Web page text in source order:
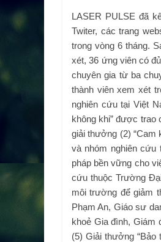
LASER PULSE đã
Twiter, các trang
trong vòng 6 tháng.
xét, 36 ứng viên có
chuyên gia từ ba
thành viên xem xét
nghiên cứu tại Việt
không khi” được trao
giải thưởng (2) “Cam
và nhóm nghiên cứu
pháp bền vững cho
cứu thuộc Trường
môi trường để giảm
Phạm An, Giáo sư
khoẻ Gia đình,
(5) Giải thưởng